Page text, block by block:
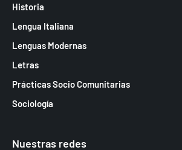
Historia
Lengua Italiana
Lenguas Modernas
Letras
Prácticas Socio Comunitarias
Sociología
Nuestras redes